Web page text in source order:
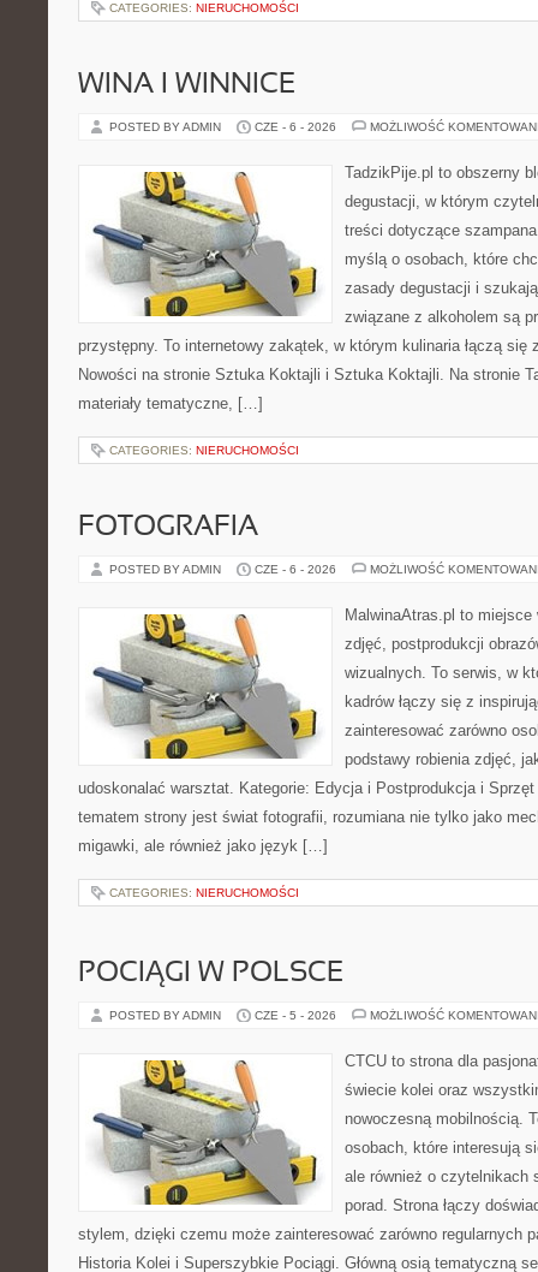
CATEGORIES: NIERUCHOMOŚCI
WINA I WINNICE
POSTED BY ADMIN CZE - 6 - 2026 MOŻLIWOŚĆ
TadzikPije.pl to obszerny
degustacji, w którym
treści dotyczące
myślą o osobach, które
zasady degustacji i
związane z alkoholem są
przystępny. To internetowy zakątek, w którym kulinaria łączą się
Nowości na stronie Sztuka Koktajli i Sztuka Koktajli. Na stronie
materiały tematyczne, […]
CATEGORIES: NIERUCHOMOŚCI
FOTOGRAFIA
POSTED BY ADMIN CZE - 6 - 2026 MOŻLIWOŚĆ
MalwinaAtras.pl to
zdjęć, postprodukcji
wizualnych. To serwis, w
kadrów łączy się z
zainteresować zarówno
podstawy robienia zdjęć,
udoskonalać warsztat. Kategorie: Edycja i Postprodukcja i Sprzęt
tematem strony jest świat fotografii, rozumiana nie tylko jako
migawki, ale również jako język […]
CATEGORIES: NIERUCHOMOŚCI
POCIĄGI W POLSCE
POSTED BY ADMIN CZE - 5 - 2026 MOŻLIWOŚĆ
CTCU to strona dla
świecie kolei oraz
nowoczesną mobilnością.
osobach, które interesują
ale również o czytelnikach
porad. Strona łączy
stylem, dzięki czemu może zainteresować zarówno regularnych
Historia Kolei i Superszybkie Pociągi. Główną osią tematyczną